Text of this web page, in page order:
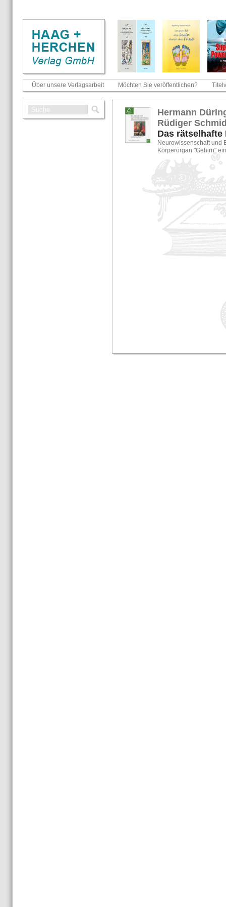
Über unsere Verlagsarbeit Möchten Sie veröffentlichen?
Her­mann
Rü­di­ger
Das rät­sel­haf­te
Neu­ro­wis­sen­schaft und
Kör­per­or­gan "Ge­hirn"